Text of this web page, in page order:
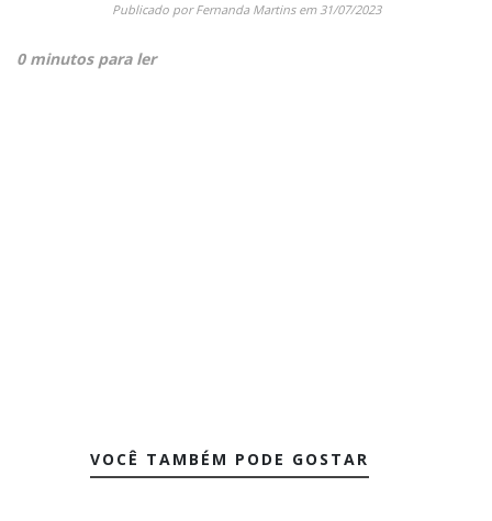
Publicado porFernanda Martinsem31/07/2023
0 minutos para ler
VOCÊ TAMBÉM PODE GOSTAR